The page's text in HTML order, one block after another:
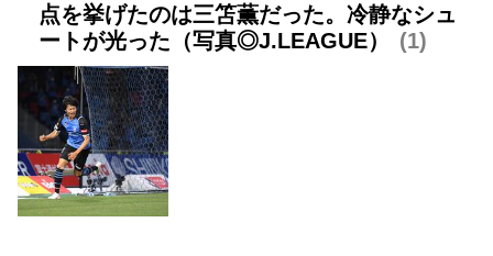
点を挙げたのは三笘薫だった。冷静なシュ
ートが光った（写真◎J.LEAGUE）
1